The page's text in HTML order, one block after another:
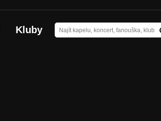
Kluby